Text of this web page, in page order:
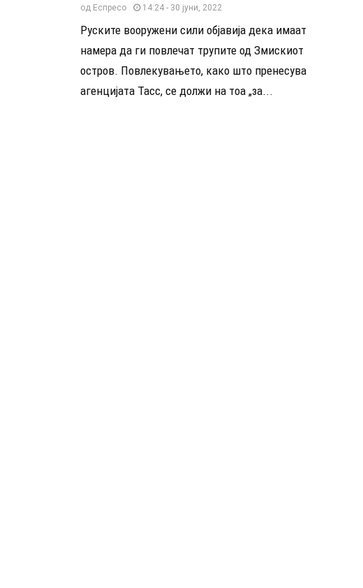
од Еспресо 14:24 - 30 јуни, 2022
Руските вооружени сили објавија дека имаат
намера да ги повлечат трупите од Змискиот
остров. Повлекувањето, како што пренесува
агенцијата Тасс, се должи на тоа „за...